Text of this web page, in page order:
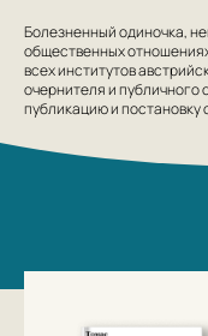
Болезненный одиночка,
общественных
всех институтов
очернителя и публичного
публикацию и постановку